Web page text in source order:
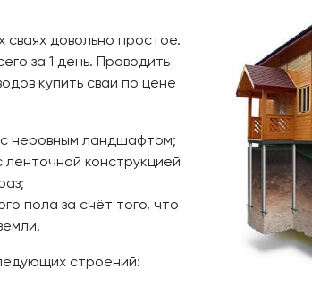
довольно простое.
за 1 день. Проводить
купить сваи по цене
неровным ландшафтом;
ленточной конструкцией
пола за счёт того, что
строений: